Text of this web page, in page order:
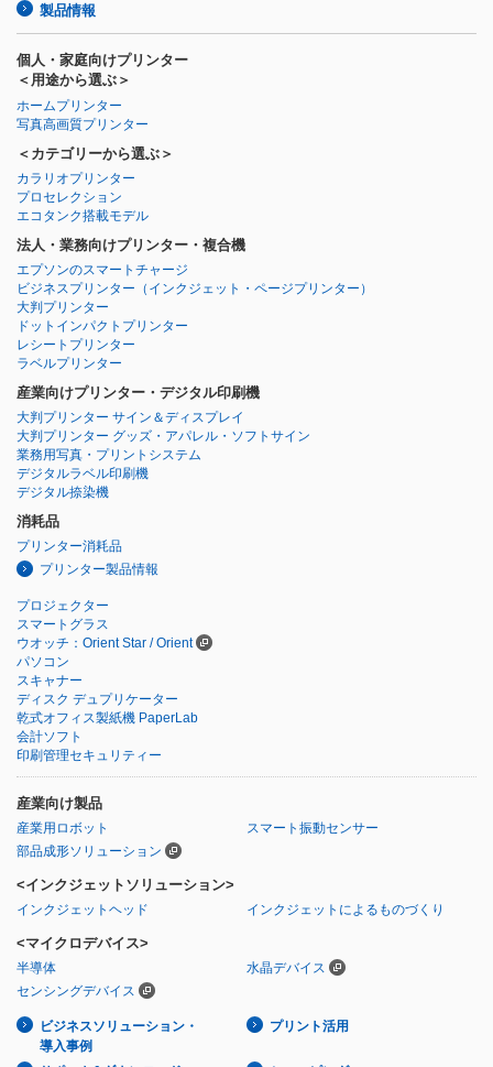
製品情報
個人・家庭向けプリンター
＜用途から選ぶ＞
ホームプリンター
写真高画質プリンター
＜カテゴリーから選ぶ＞
カラリオプリンター
プロセレクション
エコタンク搭載モデル
法人・業務向けプリンター・複合機
エプソンのスマートチャージ
ビジネスプリンター （インクジェット・ページプリンター）
大判プリンター
ドットインパクトプリンター
レシートプリンター
ラベルプリンター
産業向けプリンター・デジタル印刷機
大判プリンター サイン＆ディスプレイ
大判プリンター グッズ・アパレル・ソフトサイン
業務用写真・プリントシステム
デジタルラベル印刷機
デジタル捺染機
消耗品
プリンター消耗品
プリンター製品情報
プロジェクター
スマートグラス
ウオッチ：Orient Star / Orient
パソコン
スキャナー
ディスク デュプリケーター
乾式オフィス製紙機 PaperLab
会計ソフト
印刷管理セキュリティー
産業向け製品
産業用ロボット
スマート振動センサー
部品成形ソリューション
<インクジェットソリューション>
インクジェットヘッド インクジェットによるものづくり
<マイクロデバイス>
半導体
水晶デバイス
センシングデバイス
ビジネスソリューション・
導入事例
プリント活用